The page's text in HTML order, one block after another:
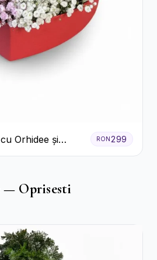
Orhidee și
RON 299
— Oprisesti